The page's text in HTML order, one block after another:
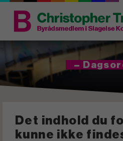
–
Det indhold du
kunne ikke